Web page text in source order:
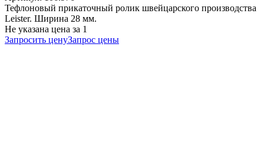
Тефлоновый прикаточный ролик швейцарского производства
Leister. Ширина 28 мм.
Не указана цена за 1
Запросить ценуЗапрос цены